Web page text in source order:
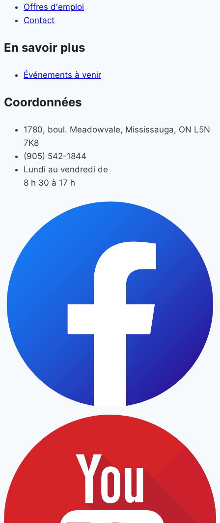
Offres d'emploi
Contact
En savoir plus
Événements à venir
Coordonnées
1780, boul. Meadowvale, Mississauga, ON L5N
7K8
(905) 542-1844
Lundi au vendredi de
8 h 30 à 17 h